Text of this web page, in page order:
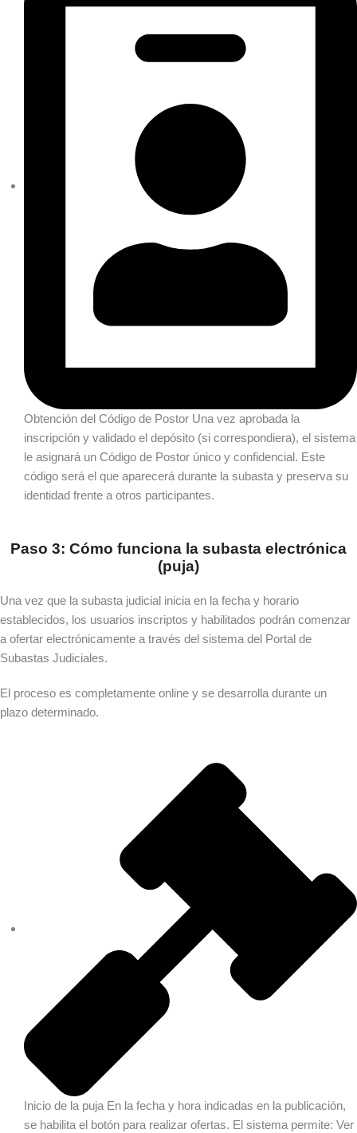
Obtención del Código de Postor Una vez aprobada la
inscripción y validado el depósito (si correspondiera), el sistema
le asignará un Código de Postor único y confidencial. Este
código será el que aparecerá durante la subasta y preserva su
identidad frente a otros participantes.
Paso 3: Cómo funciona la subasta electrónica
(puja)
Una vez que la subasta judicial inicia en la fecha y horario
establecidos, los usuarios inscriptos y habilitados podrán comenzar
a ofertar electrónicamente a través del sistema del Portal de
Subastas Judiciales.
El proceso es completamente online y se desarrolla durante un
plazo determinado.
Inicio de la puja En la fecha y hora indicadas en la publicación,
se habilita el botón para realizar ofertas. El sistema permite: Ver